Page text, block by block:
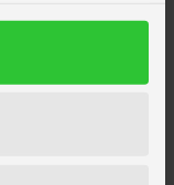
cm
cm